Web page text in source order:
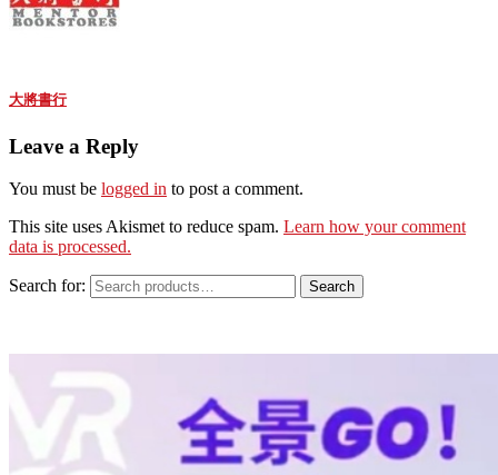
大將書行
Leave a Reply
You must be logged in to post a comment.
This site uses Akismet to reduce spam. Learn how your comment
data is processed.
Search for: Search